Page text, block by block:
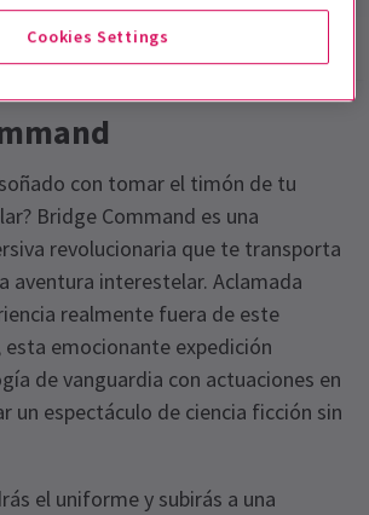
espectáculo
con tomar el timón de tu
Bridge Command es una
revolucionaria que te transporta
aventura interestelar. Aclamada
realmente fuera de este
emocionante expedición
de vanguardia con actuaciones en
un espectáculo de ciencia ficción sin
el uniforme y subirás a una
Cookies Settings